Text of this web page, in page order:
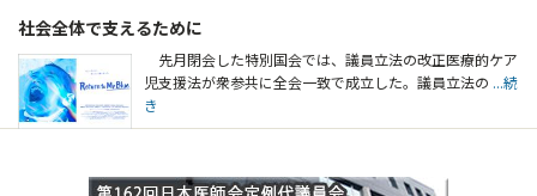
社会全体で支えるために
先月閉会した特別国会では、議員立法の改正医療的ケア
児支援法が衆参共に全会一致で成立した。議員立法の ...続
き